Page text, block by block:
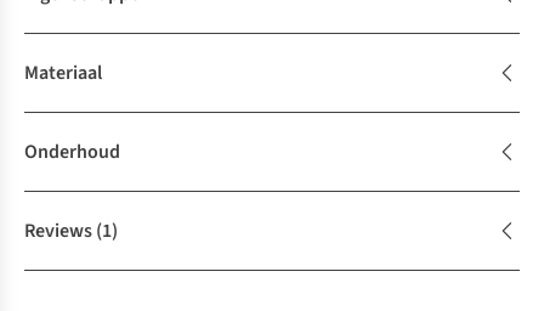
Materiaal
Onderhoud
Reviews(1)